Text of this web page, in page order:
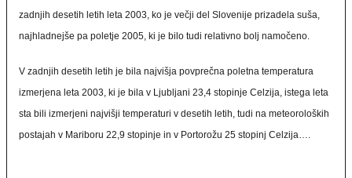
zadnjih desetih letih leta 2003, ko je večji del Slovenije prizadela suša,
najhladnejše pa poletje 2005, ki je bilo tudi relativno bolj namočeno.
V zadnjih desetih letih je bila najvišja povprečna poletna temperatura
izmerjena leta 2003, ki je bila v Ljubljani 23,4 stopinje Celzija, istega leta
sta bili izmerjeni najvišji temperaturi v desetih letih, tudi na meteoroloških
postajah v Mariboru 22,9 stopinje in v Portorožu 25 stopinj Celzija….